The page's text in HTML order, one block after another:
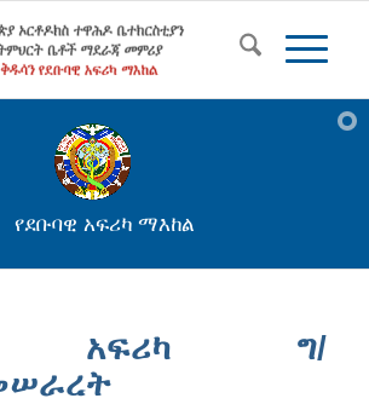
የደቡባዊ አፍሪካ ማእከል
አፍሪካ ግ/